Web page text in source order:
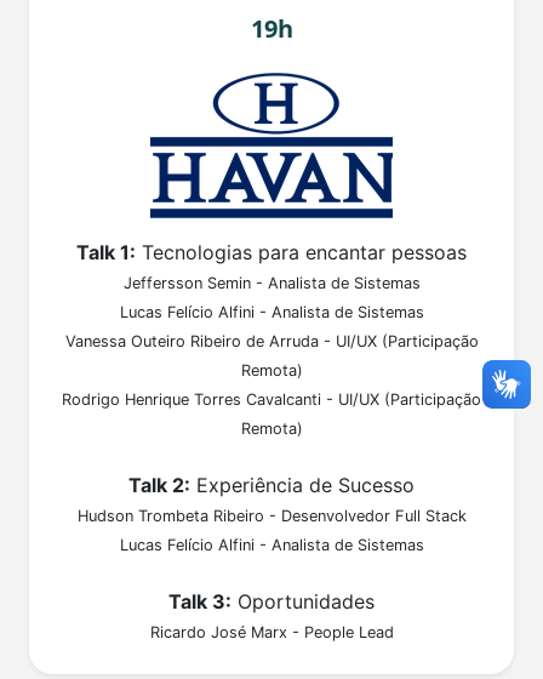
19h
Talk 1: Tecnologias para encantar pessoas
Jeffersson Semin - Analista de Sistemas
Lucas Felício Alfini - Analista de Sistemas
Vanessa Outeiro Ribeiro de Arruda - UI/UX (Participação
Remota)
Rodrigo Henrique Torres Cavalcanti - UI/UX (Participação
Remota)
Talk 2: Experiência de Sucesso
Hudson Trombeta Ribeiro - Desenvolvedor Full Stack
Lucas Felício Alfini - Analista de Sistemas
Talk 3: Oportunidades
Ricardo José Marx - People Lead